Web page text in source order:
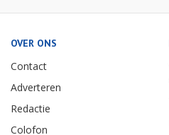
OVER ONS
Contact
Adverteren
Redactie
Colofon